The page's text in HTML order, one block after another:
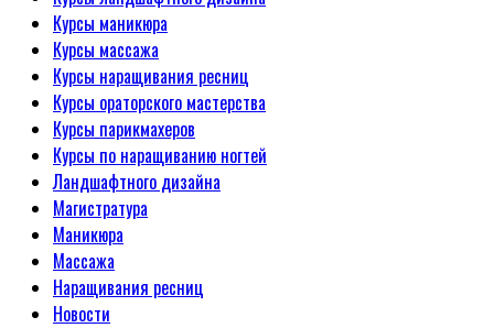
Курсы маникюра
Курсы массажа
Курсы наращивания ресниц
Курсы ораторского мастерства
Курсы парикмахеров
Курсы по наращиванию ногтей
Ландшафтного дизайна
Магистратура
Маникюра
Массажа
Наращивания ресниц
Новости